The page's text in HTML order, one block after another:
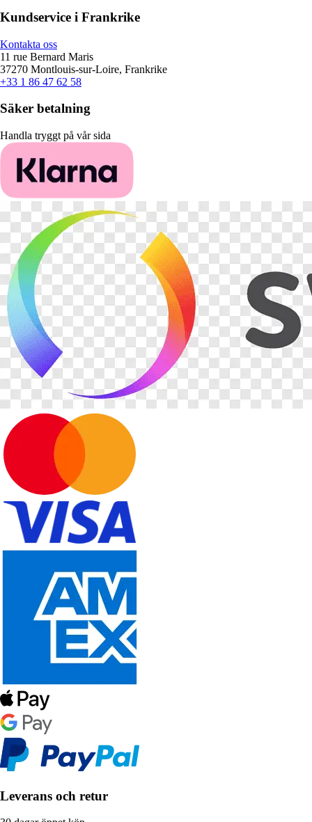
Kundservice i Frankrike
Kontakta oss
11 rue Bernard Maris
37270 Montlouis-sur-Loire, Frankrike
+33 1 86 47 62 58
Säker betalning
Handla tryggt på vår sida
Leverans och retur